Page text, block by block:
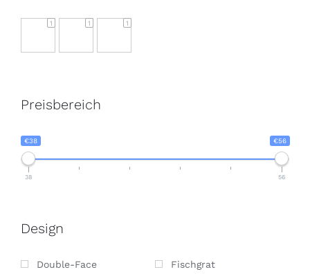
1 1 1
Preisbereich
€38 €56
38 56
Design
Double-Face Fischgrat